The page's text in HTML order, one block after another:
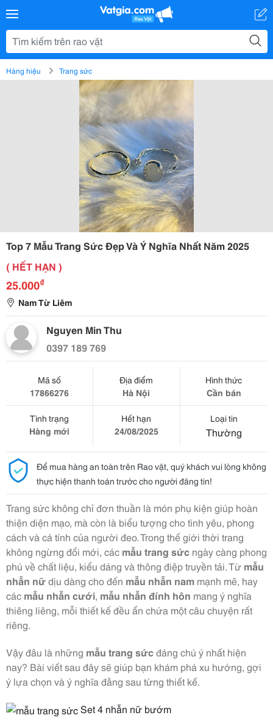
Hàng hiệu Trang sức
Top 7 Mẫu Trang Sức Đẹp Và Ý Nghĩa Nhất Năm 2025
( HẾT HẠN )
25.000₫
Nam Từ Liêm
Nguyen Min Thu
0397 189 769
Mã số
17866276
Địa điểm
Hà Nội
Hình thức
Cần bán
Tình trạng
Hàng mới
Hết hạn
24/08/2025
Loại tin
Thường
Để mua hàng an toàn trên Rao vặt, quý khách vui lòng không
thực hiện thanh toán trước cho người đăng tin!
Trang sức không chỉ đơn thuần là món phụ kiện giúp hoàn
thiện diện mạo, mà còn là biểu tượng cho tình yêu, phong
cách và cá tính của người đeo. Trong thế giới thời trang
không ngừng đổi mới, các mẫu trang sức ngày càng phong
phú về chất liệu, kiểu dáng và thông điệp truyền tải. Từ mẫu
nhẫn nữdịu dàng cho đến mẫu nhẫn nam mạnh mẽ, hay
các mẫu nhẫn cưới, mẫu nhẫn đính hôn mang ý nghĩa
thiêng liêng, mỗi thiết kế đều ẩn chứa một câu chuyện rất
riêng.
Vậy đâu là những mẫu trang sứcđáng chú ý nhất hiện
nay? Bài viết sau đây sẽ giúp bạn khám phá xu hướng, gợi
ý lựa chọn và ý nghĩa đằng sau từng thiết kế.
Set 4 nhẫn nữ bướm